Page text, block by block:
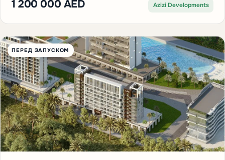
1 200 000 AED Azizi Developments
ПЕРЕД ЗАПУСКОМ